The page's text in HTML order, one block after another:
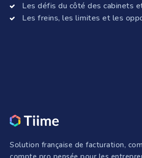
Les défis du côté des cabinets
Les freins, les limites et les
Solution française de facturation,